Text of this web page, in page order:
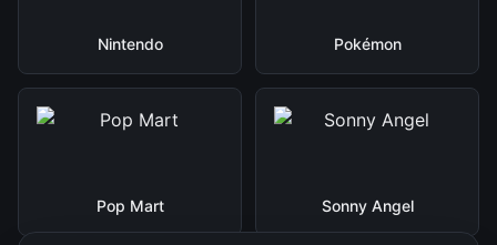
Nintendo Pokémon
Pop Mart Sonny Angel